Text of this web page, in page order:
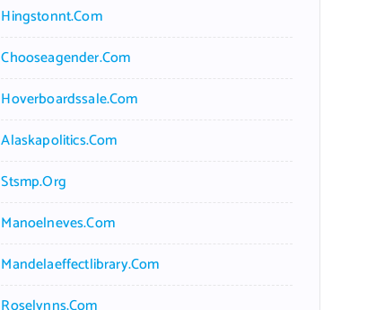
Hingstonnt.com
Chooseagender.com
Hoverboardssale.com
Alaskapolitics.com
Stsmp.org
Manoelneves.com
Mandelaeffectlibrary.com